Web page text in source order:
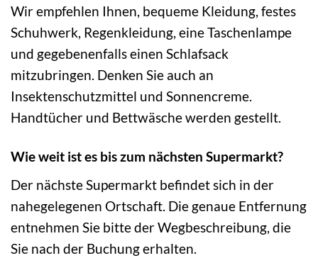
Wir empfehlen Ihnen, bequeme Kleidung, festes
Schuhwerk, Regenkleidung, eine Taschenlampe
und gegebenenfalls einen Schlafsack
mitzubringen. Denken Sie auch an
Insektenschutzmittel und Sonnencreme.
Handtücher und Bettwäsche werden gestellt.
Wie weit ist es bis zum nächsten Supermarkt?
Der nächste Supermarkt befindet sich in der
nahegelegenen Ortschaft. Die genaue Entfernung
entnehmen Sie bitte der Wegbeschreibung, die
Sie nach der Buchung erhalten.